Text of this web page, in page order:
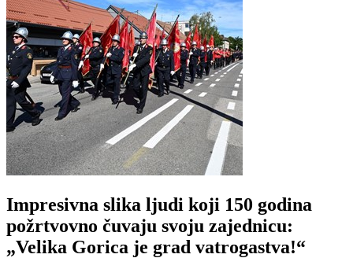
Impresivna slika ljudi koji 150 godina
požrtvovno čuvaju svoju zajednicu:
„Velika Gorica je grad vatrogastva!“